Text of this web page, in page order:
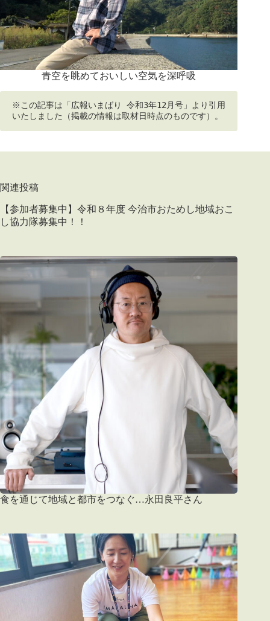
青空を眺めておいしい空気を深呼吸
※この記事は「広報いまばり 令和3年12月号」より引用
いたしました（掲載の情報は取材日時点のものです）。
関連投稿
【参加者募集中】令和８年度 今治市おためし地域おこ
し協力隊募集中！！
食を通じて地域と都市をつなぐ…永田良平さん